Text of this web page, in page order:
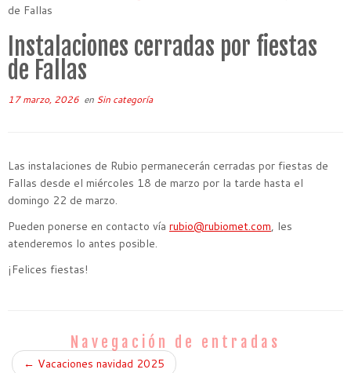
contenido
de Fallas
Instalaciones cerradas por fiestas
de Fallas
17 marzo, 2026 en Sin categoría
Las instalaciones de Rubio permanecerán cerradas por fiestas de
Fallas desde el miércoles 18 de marzo por la tarde hasta el
domingo 22 de marzo.
Pueden ponerse en contacto vía rubio@rubiomet.com, les
atenderemos lo antes posible.
¡Felices fiestas!
Navegación de entradas
← Vacaciones navidad 2025